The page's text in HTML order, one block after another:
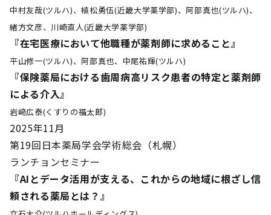
中村友哉(ツルハ)、植松勇伍(近畿大学薬学部)、阿部真也(ツルハ)、
緒方文彦、川崎直人(近畿大学薬学部)
『在宅医療において他職種が薬剤師に求めること』
平山修一(ツルハ)、阿部真也、中尾祐輝(ツルハ)
『保険薬局における歯周病高リスク患者の特定と薬剤師
による介入』
岩﨑広泰(くすりの福太郎)
2025年11月
第19回日本薬局学会学術総会（札幌）
ランチョンセミナー
『AIとデータ活用が支える、これからの地域に根ざし信
頼される薬局とは？』